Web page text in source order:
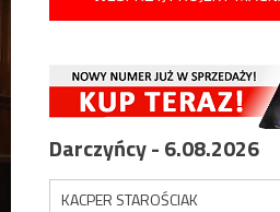
Darczyńcy - 6.08.2026
KACPER STAROŚCIAK